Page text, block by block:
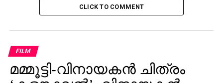
Perhaps Yogi Adityanath
should spend less time
lecturing Karnataka on
development.
CLICK TO COMMENT
FILM
മമ്മൂട്ടി-വിനായകന്‍ ചിത്രം